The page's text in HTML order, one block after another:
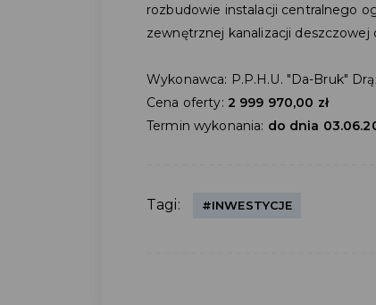
rozbudowie instalacji centralnego
zewnętrznej kanalizacji deszczowej
Wykonawca: P.P.H.U. "Da-Bruk"
Cena oferty: 2 999 970,00 zł
Termin wykonania: do dnia
Tagi: #INWESTYCJE